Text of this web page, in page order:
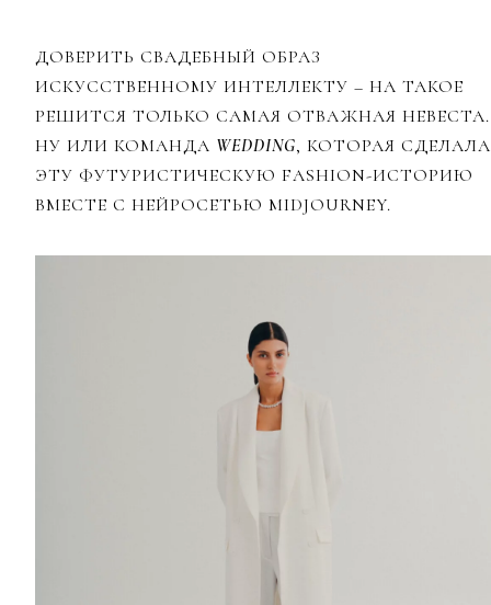
ДОВЕРИТЬ СВАДЕБНЫЙ ОБРАЗ
ИСКУССТВЕННОМУ ИНТЕЛЛЕКТУ – НА ТАКОЕ
РЕШИТСЯ ТОЛЬКО САМАЯ ОТВАЖНАЯ НЕВЕСТА.
НУ ИЛИ КОМАНДА WEDDING, КОТОРАЯ СДЕЛАЛА
ЭТУ ФУТУРИСТИЧЕСКУЮ FASHION-ИСТОРИЮ
ВМЕСТЕ С НЕЙРОСЕТЬЮ MIDJOURNEY.